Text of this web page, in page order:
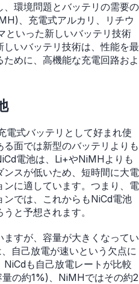
環境問題とバッテリの需要の
、充電式アルカリ、リチウ
といった新しいバッテリ技術
いバッテリ技術は、性能を最
めに、高機能な充電回路およ
電式バッテリとして好まれ使
面では新型のバッテリよりも
電池は、Li+やNiMHよりも
スが低いため、短時間に大電
に適しています。つまり、電
では、これからもNiCd電池
と予想されます。
すが、容量が大きくなってい
自己放電が速いという欠点に
も自己放電レートが比較
の約1%)、NiMHではその約2